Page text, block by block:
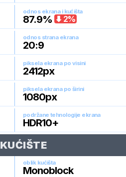
odnos ekrana i kućišta
87.9% 2%
odnos strana ekrana
20:9
piksela ekrana po visini
2412px
piksela ekrana po širini
1080px
podržane tehnologije ekrana
HDR10+
KUĆIŠTE
oblik kućišta
Monoblock